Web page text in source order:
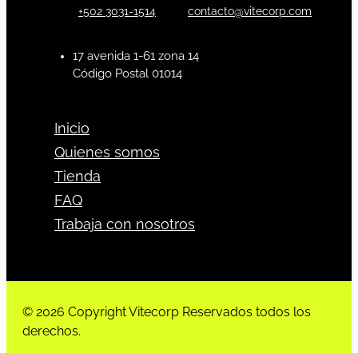
+502 3031-1514 contacto@vitecorp.com
17 avenida 1-61 zona 14
Código Postal 01014
Inicio
Quienes somos
Tienda
FAQ
Trabaja con nosotros
© 2026 Copyright Vitecorp Reservados todos los
derechos.